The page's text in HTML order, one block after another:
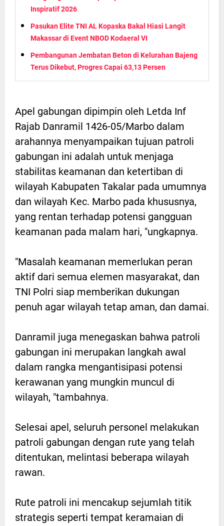
Inspiratif 2026
Pasukan Elite TNI AL Kopaska Bakal Hiasi Langit
Makassar di Event NBOD Kodaeral VI
Pembangunan Jembatan Beton di Kelurahan Bajeng
Terus Dikebut, Progres Capai 63,13 Persen
Apel gabungan dipimpin oleh Letda Inf
Rajab Danramil 1426-05/Marbo dalam
arahannya menyampaikan tujuan patroli
gabungan ini adalah untuk menjaga
stabilitas keamanan dan ketertiban di
wilayah Kabupaten Takalar pada umumnya
dan wilayah Kec. Marbo pada khususnya,
yang rentan terhadap potensi gangguan
keamanan pada malam hari, "ungkapnya.
"Masalah keamanan memerlukan peran
aktif dari semua elemen masyarakat, dan
TNI Polri siap memberikan dukungan
penuh agar wilayah tetap aman, dan damai.
Danramil juga menegaskan bahwa patroli
gabungan ini merupakan langkah awal
dalam rangka mengantisipasi potensi
kerawanan yang mungkin muncul di
wilayah, "tambahnya.
Selesai apel, seluruh personel melakukan
patroli gabungan dengan rute yang telah
ditentukan, melintasi beberapa wilayah
rawan.
Rute patroli ini mencakup sejumlah titik
strategis seperti tempat keramaian di